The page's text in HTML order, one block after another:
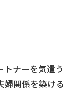
トナーを気遣う
婦関係を築ける